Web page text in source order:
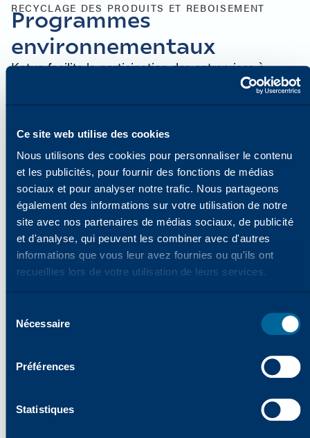
Ce site web utilise des cookies
Nous utilisons des cookies pour personnaliser le contenu
et les publicités, pour fournir des fonctions de médias
sociaux et pour analyser notre trafic. Nous partageons
également des informations sur votre utilisation de notre
site avec nos partenaires de médias sociaux, de publicité
et d'analyse, qui peuvent les combiner avec d'autres
informations que vous leur avez fournies ou qu'ils ont
recueillies lors de votre utilisation de leurs services.
desNécessaire
Préférences
Statistiques
RECYCLAGE DES PRODUITS ET REBOISEMENT
Programmes
environnementaux
Katun facilite la participation des entreprises à
l'économie circulaire. Nous encourageons vivement
les revendeurs, les partenaires, les distributeurs et
programmes environnementaux et à prendre les
mesures suivantes :
Recycler autant de tambours et de cartouches de
toner vides que possible.
Contribuer à minimiser l'impact sur notre planète en
éliminant les déchets de manière responsable.
Contribuer à la disponibilité de produits
reconditionnés de haute qualité et compétitifs de
PROGRAMME "IMPRIMEZ, PLANTEZ"
Dans de nombreuses régions du monde, Katun
Plantez", en partenariat avec PrintReleaf™, qui
de Katun de contribuer au reboisement des forêts
mondiales en compensant leur production de papier